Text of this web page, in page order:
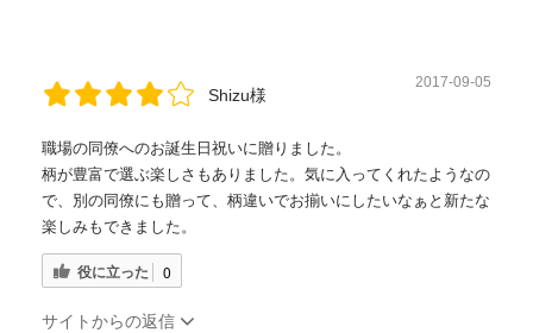
Shizu様
2017-09-05
職場の同僚へのお誕生日祝いに贈りました。
柄が豊富で選ぶ楽しさもありました。気に入ってくれたようなの
で、別の同僚にも贈って、柄違いでお揃いにしたいなぁと新たな
楽しみもできました。
役に立った 0
サイトからの返信